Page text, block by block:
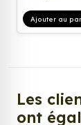
Ajouter au
Les
ont